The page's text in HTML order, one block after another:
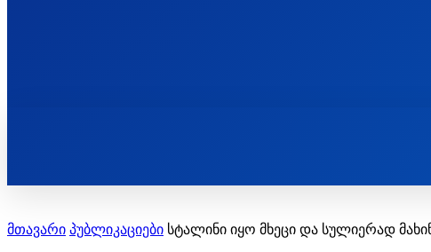
მთავარი პუბლიკაციები სტალინი იყო მხეცი და სულიერად